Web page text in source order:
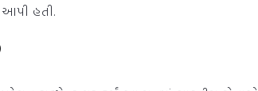
આપી હતી.